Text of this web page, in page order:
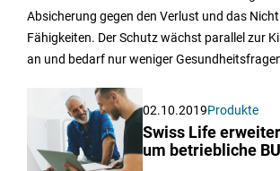
Absicherung gegen den Verlust und das
Fähigkeiten. Der Schutz wächst parallel zur
an und bedarf nur weniger
02.10.2019Produkte
Swiss Life
um betriebliche